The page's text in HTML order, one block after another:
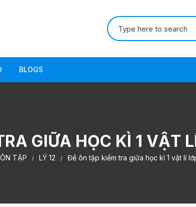
Tìm
kiếm:
BLOGS
GIỮA HỌC KÌ 1 VẬT
ÔN TẬP LÝ 12 Đề ôn tập kiểm tra giữa học kì 1 vật lí